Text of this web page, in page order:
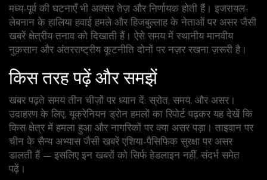
मध्य-पूर्व की घटनाएँ भी अक्सर तेज़ और निर्णायक होती हैं। इजरायल-
लेबनान के हालिया हवाई हमले और हिजबुल्लाह के नेताओं पर असर जैसी
खबरें क्षेत्रीय तनाव को दिखाती हैं। ऐसे समय में स्थानीय मानवीय
नुक़सान और अंतरराष्ट्रीय कूटनीति दोनों पर नज़र रखना ज़रूरी है।
किस तरह पढ़ें और समझें
खबर पढ़ते समय तीन चीज़ों पर ध्यान दें: स्रोत, समय, और असर।
उदाहरण के लिए, यूक्रेनियन ड्रोन हमलों का रिपोर्ट पढ़कर यह देखें कि
किस क्षेत्र में हमला हुआ और नागरिकों पर क्या असर पड़ा। ताइवान पर
चीन के सैन्य अभ्यास जैसी खबरें एशिया-पैसिफिक सुरक्षा पर असर
डालती हैं — इसलिए इन खबरों को सिर्फ हेडलाइन नहीं, संदर्भ समेत
पढ़ें।